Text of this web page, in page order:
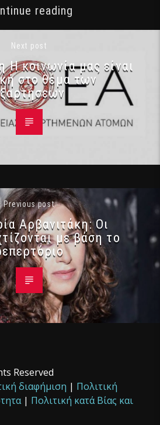
reading
Next post
κοινωνία μας είναι
στο θέμα των
Previous post
Αρβανιτάκη: Οι
με βάση το
Reserved
διαφήμιση | Πολιτική
| Πολιτική κατά Βίας και